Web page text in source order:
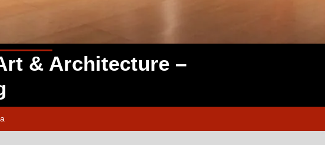
& Architecture –